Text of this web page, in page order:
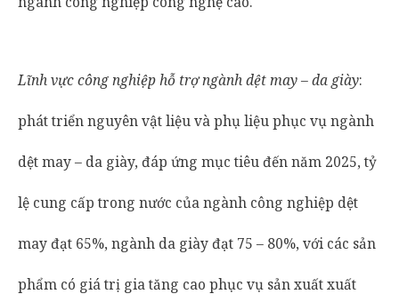
Lĩnh vực công nghiệp hỗ trợ ngành dệt may – da giày:
phát triển nguyên vật liệu và phụ liệu phục vụ ngành
dệt may – da giày, đáp ứng mục tiêu đến năm 2025, tỷ
lệ cung cấp trong nước của ngành công nghiệp dệt
may đạt 65%, ngành da giày đạt 75 – 80%, với các sản
phẩm có giá trị gia tăng cao phục vụ sản xuất xuất